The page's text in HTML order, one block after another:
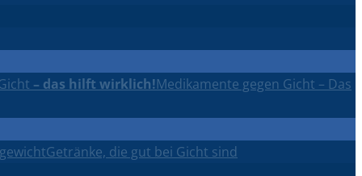
– das hilft wirklich!Medikamente gegen Gicht – Das
Getränke, die gut bei Gicht sind